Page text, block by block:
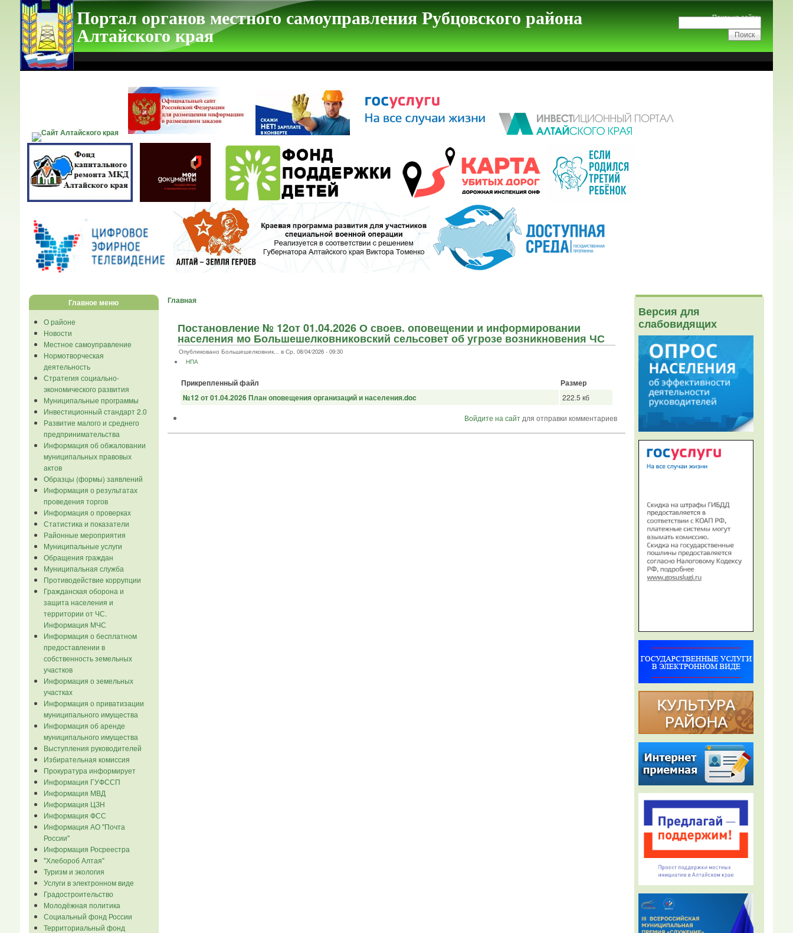
Портал органов местного самоуправления Рубцовского района
Алтайского края
Поиск на сайте:
Главное меню
О районе
Новости
Местное самоуправление
Нормотворческая
деятельность
Стратегия социально-
экономического развития
Муниципальные программы
Инвестиционный стандарт 2.0
Развитие малого и среднего
предпринимательства
Информация об обжаловании
муниципальных правовых
актов
Образцы (формы) заявлений
Информация о результатах
проведения торгов
Информация о проверках
Статистика и показатели
Районные мероприятия
Муниципальные услуги
Обращения граждан
Муниципальная служба
Противодействие коррупции
Гражданская оборона и
защита населения и
территории от ЧС.
Информация МЧС
Информация о бесплатном
предоставлении в
собственность земельных
участков
Информация о земельных
участках
Информация о приватизации
муниципального имущества
Информация об аренде
муниципального имущества
Выступления руководителей
Избирательная комиссия
Прокуратура информирует
Информация ГУФССП
Информация МВД
Информация ЦЗН
Информация ФСС
Информация АО "Почта
России"
Информация Росреестра
"Хлебороб Алтая"
Туризм и экология
Услуги в электронном виде
Градостроительство
Молодёжная политика
Социальный фонд России
Территориальный фонд
Главная
Постановление № 12от 01.04.2026 О своев. оповещении и информировании
населения мо Большешелковниковский сельсовет об угрозе возникновения ЧС
Опубликовано Большешелковник... в Ср, 08/04/2026 - 09:30
НПА
Прикрепленный файл
Размер
№12 от 01.04.2026 План оповещения организаций и населения.doc
222.5 кб
Войдите на сайтдля отправки комментариев
Версия для
слабовидящих